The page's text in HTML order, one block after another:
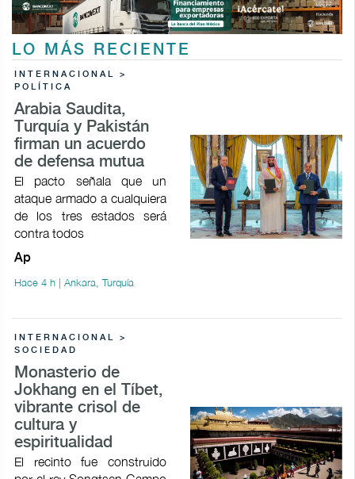
LO MÁS RECIENTE
INTERNACIONAL >
POLÍTICA
Arabia Saudita,
Turquía y Pakistán
firman un acuerdo
de defensa mutua
El pacto señala que un
ataque armado a cualquiera
de los tres estados será
contra todos
Ap
Hace 4 h | Ankara, Turquía
INTERNACIONAL >
SOCIEDAD
Monasterio de
Jokhang en el Tíbet,
vibrante crisol de
cultura y
espiritualidad
El recinto fue construido